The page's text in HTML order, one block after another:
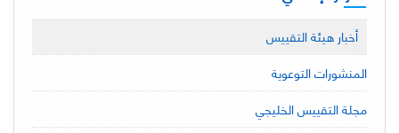
أخبار هيئة التقييس
المنشورات التوعوية
مجلة التقييس الخليجي